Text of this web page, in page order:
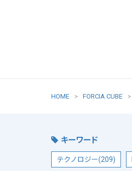
HOME FORCIA CUBE
キーワード
テクノロジー(209)